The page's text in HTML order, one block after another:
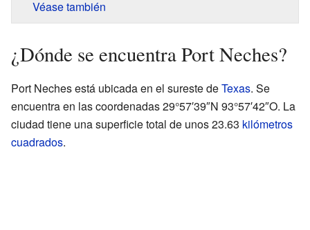
Véase también
¿Dónde se encuentra Port Neches?
Port Neches está ubicada en el sureste deTexas. Se
encuentra en las coordenadas 29°57′39″N 93°57′42″O. La
ciudad tiene una superficie total de unos 23.63 kilómetros
cuadrados.